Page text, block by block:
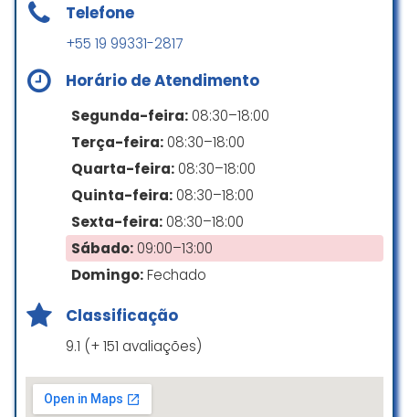
preocupação com os desejos e
vontade dos clientes
Ótima empresa júnior
Empresa interessante, boa
Telefone
+55 19 99331-2817
Horário de Atendimento
Segunda-feira: 08:30–18:00
Terça-feira: 08:30–18:00
Quarta-feira: 08:30–18:00
Quinta-feira: 08:30–18:00
Sexta-feira: 08:30–18:00
Sábado: 09:00–13:00
Domingo:Fechado
Classificação
9.1 (+ 151 avaliações)